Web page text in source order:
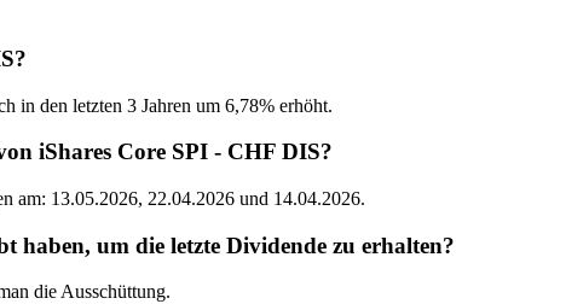
in den letzten 3 Jahren um 6,78% erhöht.
iShares Core SPI - CHF DIS?
am: 13.05.2026, 22.04.2026 und 14.04.2026.
haben, um die letzte Dividende zu erhalten?
die Ausschüttung.